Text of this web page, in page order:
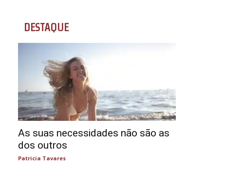
DESTAQUE
As suas necessidades não são as
dos outros
Patricia Tavares